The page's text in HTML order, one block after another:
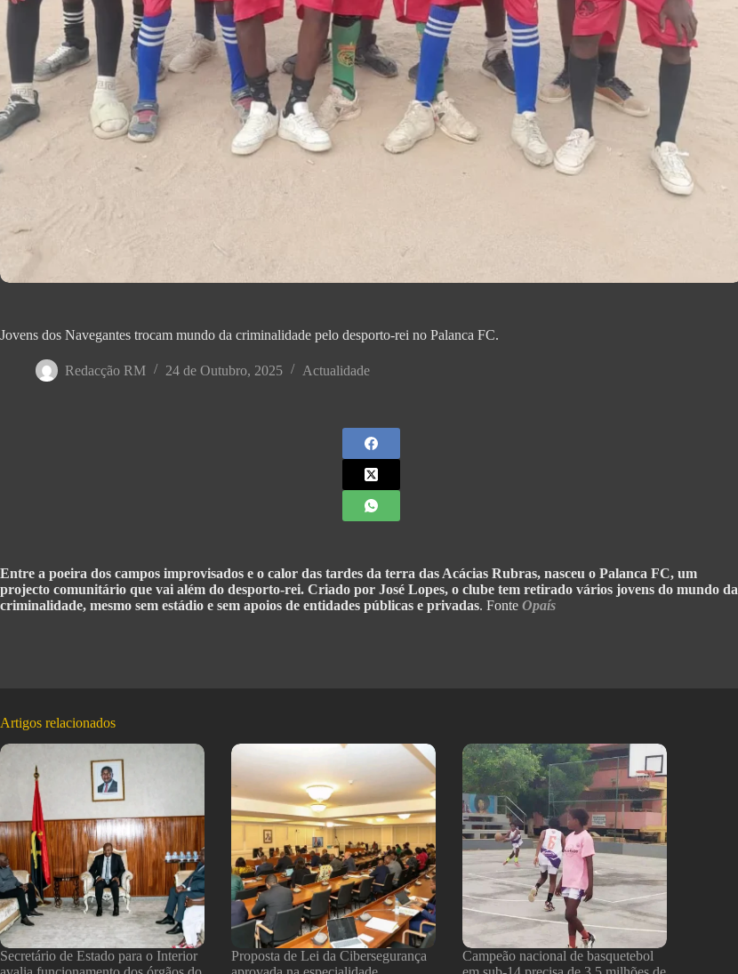
Jovens dos Navegantes trocam mundo da criminalidade pelo desporto-rei no Palanca FC.
Redacção RM 24 de Outubro, 2025 Actualidade
Entre a poeira dos campos improvisados e o calor das tardes da terra das Acácias Rubras, nasceu o Palanca FC, um
projecto comunitário que vai além do desporto-rei. Criado por José Lopes, o clube tem retirado vários jovens do mundo da
criminalidade, mesmo sem estádio e sem apoios de entidades públicas e privadas. Fonte Opaís
Artigos relacionados
Secretário de Estado para o Interior
Proposta de Lei da Cibersegurança
Campeão nacional de basquetebol